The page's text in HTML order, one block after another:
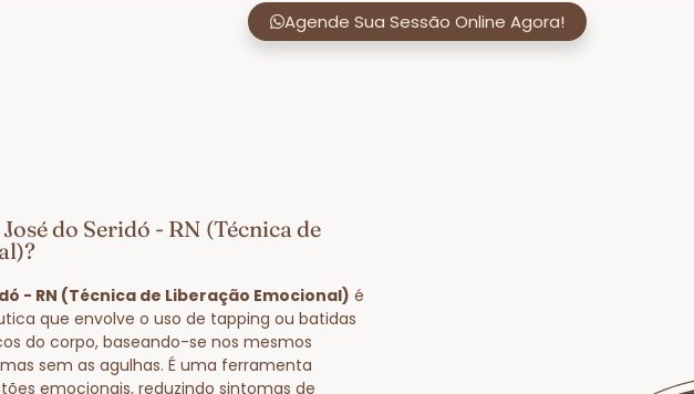
Agende Sua Sessão Online Agora!
do Seridó - RN (Técnica de
- RN (Técnica de Liberação Emocional) é
que envolve o uso de tapping ou batidas
do corpo, baseando-se nos mesmos
sem as agulhas. É uma ferramenta
emocionais, reduzindo sintomas de